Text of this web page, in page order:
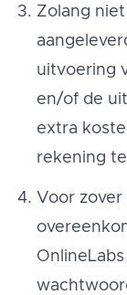
Zolang
uitvoering
en/of de
extra
rekening
Voor zover